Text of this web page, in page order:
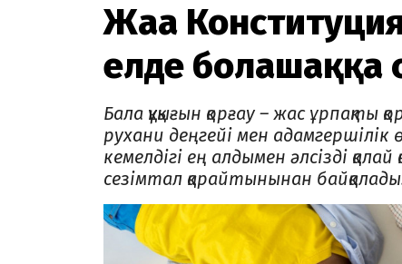
Жаңа
елде болашаққа
Бала құқығын қорғау – жас ұрпақты
рухани деңгейі мен
кемелдігі ең алдымен әлсізді
сезімтал қарайтынынан